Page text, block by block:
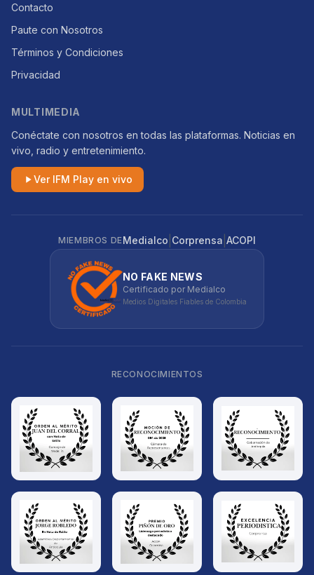
Contacto
Paute con Nosotros
Términos y Condiciones
Privacidad
MULTIMEDIA
Conéctate con nosotros en todas las plataformas. Noticias en
vivo, radio y entretenimiento.
Ver IFM Play en vivo
MIEMBROS DEMedialco Corprensa ACOPI
NO FAKE NEWS
Certificado por Medialco
Medios Digitales Fiables de Colombia
RECONOCIMIENTOS